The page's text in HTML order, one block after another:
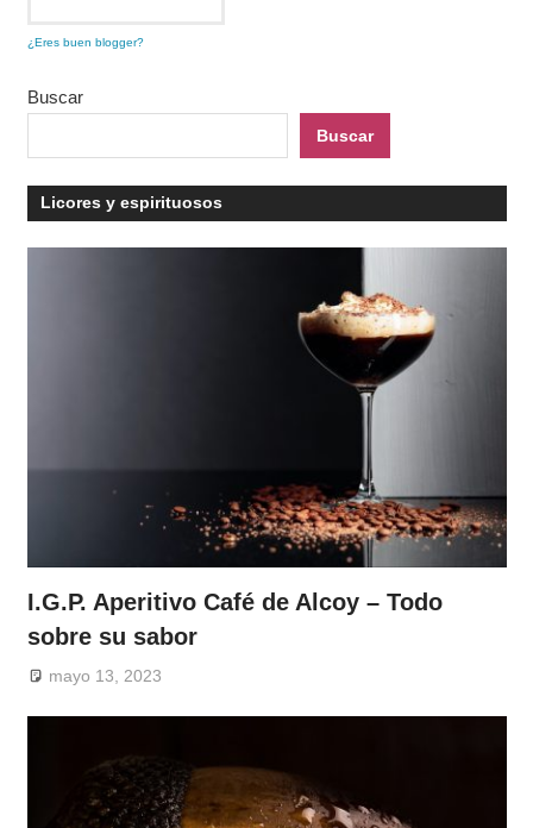
¿Eres buen blogger?
Buscar
Buscar
Licores y espirituosos
I.G.P. Aperitivo Café de Alcoy – Todo
sobre su sabor
mayo 13, 2023